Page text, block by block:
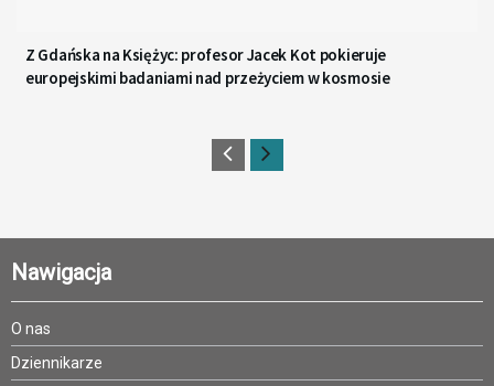
Z Gdańska na Księżyc: profesor Jacek Kot pokieruje
europejskimi badaniami nad przeżyciem w kosmosie
Nawigacja
O nas
Dziennikarze